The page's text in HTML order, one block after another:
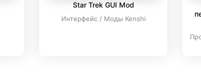
Star Trek GUI Mod
Интерфейс / Моды Kenshi